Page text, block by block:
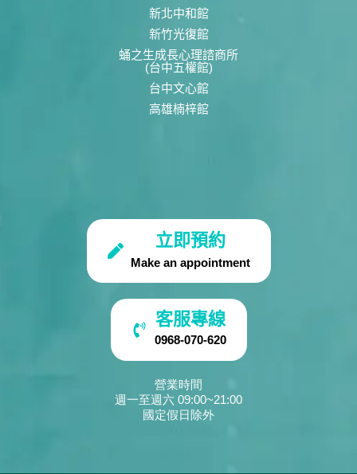
新北中和館
新竹光復館
蛹之生成長心理諮商所
(台中五權館)
台中文心館
高雄楠梓館
立即預約
Make an appointment
客服專線
0968-070-620
營業時間
週一至週六 09:00~21:00
國定假日除外